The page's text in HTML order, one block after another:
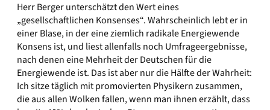
Herr Berger unterschätzt den Wert eines
„gesellschaftlichen Konsenses“. Wahrscheinlich lebt er in
einer Blase, in der eine ziemlich radikale Energiewende
Konsens ist, und liest allenfalls noch Umfrageergebnisse,
nach denen eine Mehrheit der Deutschen für die
Energiewende ist. Das ist aber nur die Hälfte der Wahrheit:
Ich sitze täglich mit promovierten Physikern zusammen,
die aus allen Wolken fallen, wenn man ihnen erzählt, dass